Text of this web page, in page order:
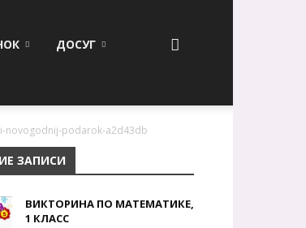
ДОСУГ
novogodnij-podarok-a2d43db
ЗАПИСИ
ВИКТОРИНА ПО МАТЕМАТИКЕ,
1 КЛАСС